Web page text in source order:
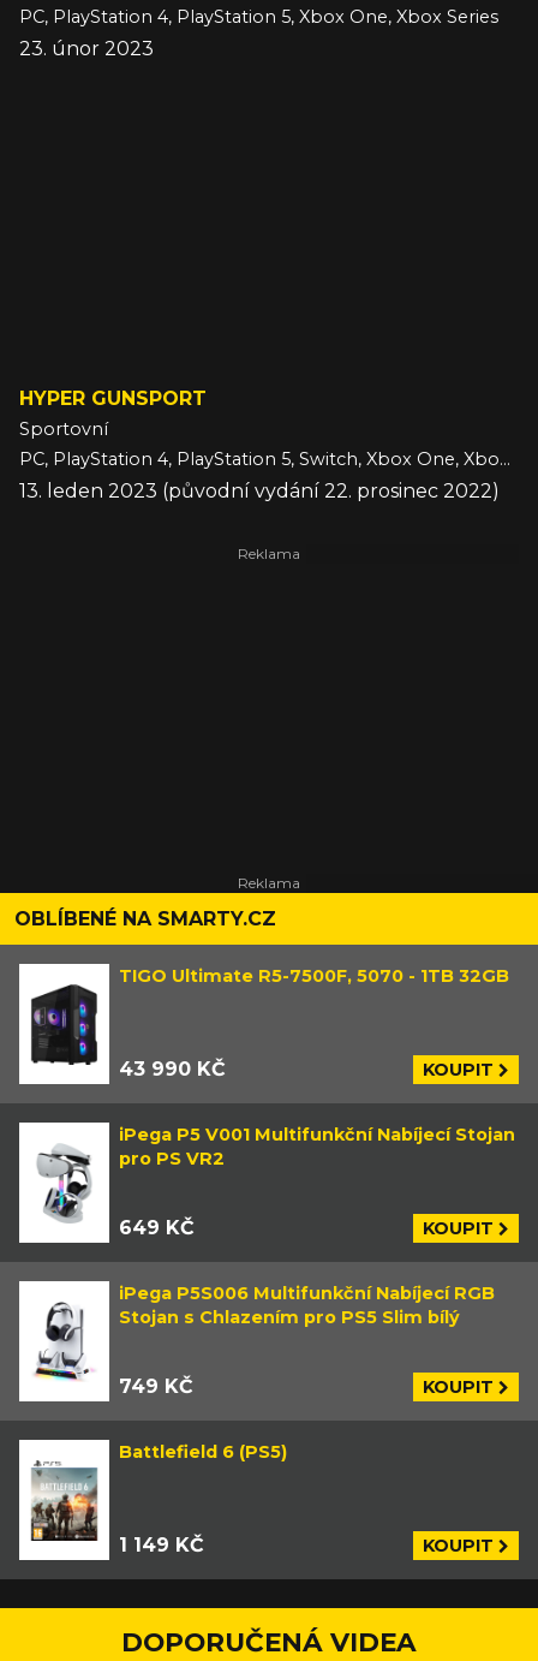
PC, PlayStation 4, PlayStation 5, Xbox One, Xbox Series
23. únor 2023
HYPER GUNSPORT
Sportovní
PC, PlayStation 4, PlayStation 5, Switch, Xbox One, Xbox Series
13. leden 2023 (původní vydání 22. prosinec 2022)
OBLÍBENÉ NA SMARTY.CZ
TIGO Ultimate R5-7500F, 5070 - 1TB 32GB
43 990 KČ KOUPIT
iPega P5 V001 Multifunkční Nabíjecí Stojan
pro PS VR2
649 KČ KOUPIT
iPega P5S006 Multifunkční Nabíjecí RGB
Stojan s Chlazením pro PS5 Slim bílý
749 KČ KOUPIT
Battlefield 6 (PS5)
1 149 KČ KOUPIT
DOPORUČENÁ VIDEA